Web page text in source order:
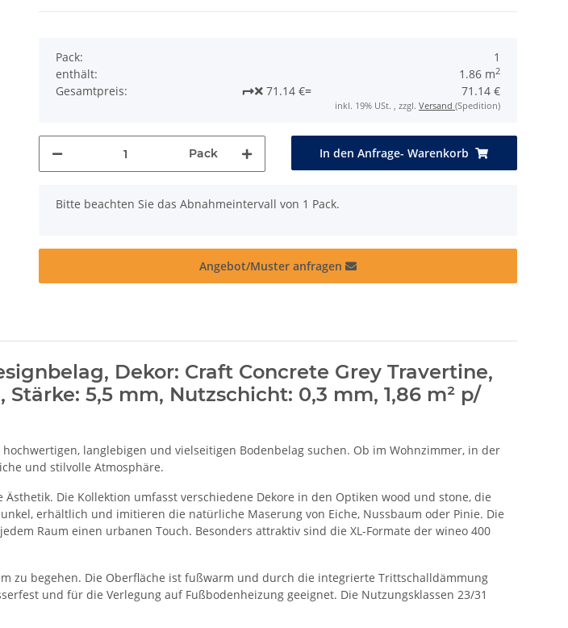
Pack:
enthält:
1
1.86 m2
Gesamtpreis: 71.14 €= 71.14 €
inkl. 19% USt. , zzgl. Versand (Spedition)
Pack In den Anfrage- Warenkorb
x
Bitte beachten Sie das Abnahmeintervall von 1 Pack.
Angebot/Muster anfragen
Dekor: Craft Concrete Grey Travertine,
5,5 mm, Nutzschicht: 0,3 mm, 1,86 m² p/
langlebigen und vielseitigen Bodenbelag suchen. Ob im Wohnzimmer, in der
und stilvolle Atmosphäre.
Die Kollektion umfasst verschiedene Dekore in den Optiken wood und stone, die
erhältlich und imitieren die natürliche Maserung von Eiche, Nussbaum oder Pinie. Die
Raum einen urbanen Touch. Besonders attraktiv sind die XL-Formate der wineo 400
zu begehen. Die Oberfläche ist fußwarm und durch die integrierte Trittschalldämmung
und für die Verlegung auf Fußbodenheizung geeignet. Die Nutzungsklassen 23/31